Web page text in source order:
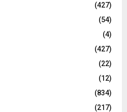
C
(427)
(54)
(4)
(427)
(22)
(12)
(834)
(217)